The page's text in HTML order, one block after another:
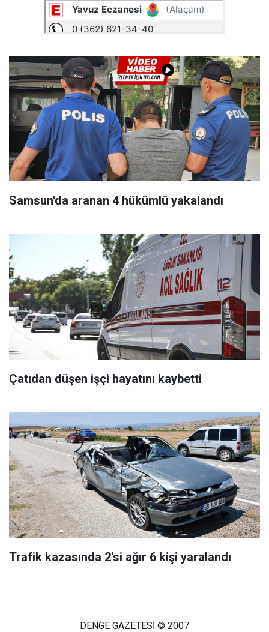
Samsun'da aranan 4 hükümlü yakalandı
Çatıdan düşen işçi hayatını kaybetti
Trafik kazasında 2'si ağır 6 kişi yaralandı
DENGE GAZETESİ © 2007